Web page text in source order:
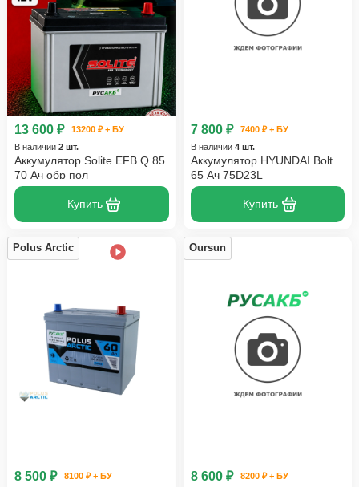
13 600 ₽
13200 ₽ + БУ
В наличии 2 шт.
Аккумулятор Solite EFB Q 85
70 Ач обр пол
Купить
7 800 ₽
7400 ₽ + БУ
В наличии 4 шт.
Аккумулятор HYUNDAI Bolt
65 Ач 75D23L
Купить
Polus Arctic
8 500 ₽
8100 ₽ + БУ
Oursun
8 600 ₽
8200 ₽ + БУ